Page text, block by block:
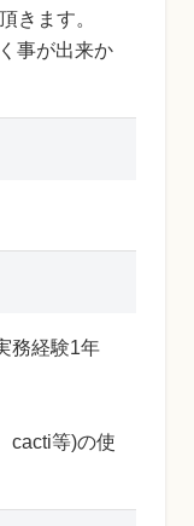
きます。
事が出来か
務経験1年
cacti等)の使